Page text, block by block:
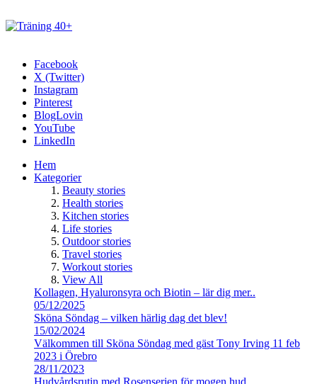
Facebook
X (Twitter)
Instagram
Pinterest
BlogLovin
YouTube
LinkedIn
Hem
Kategorier
Beauty stories
Health stories
Kitchen stories
Life stories
Outdoor stories
Travel stories
Workout stories
View All
Kollagen, Hyaluronsyra och Biotin – lär dig mer..
05/12/2025
Sköna Söndag – vilken härlig dag det blev!
15/02/2024
Välkommen till Sköna Söndag med gäst Tony Irving 11 feb
2023 i Örebro
28/11/2023
Hudvårdsrutin med Rosenserien för mogen hud